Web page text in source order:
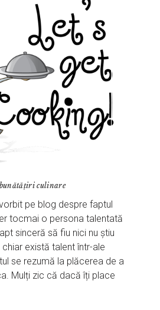
culinare
pe blog despre faptul
tocmai o persona talentată
sinceră să fiu nici nu știu
există talent într-ale
se rezumă la plăcerea de a
Mulți zic că dacă îți place